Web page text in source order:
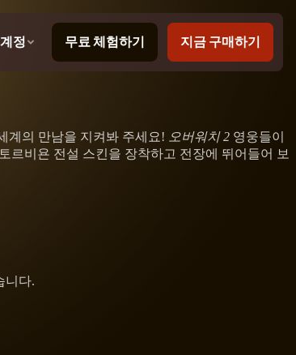
계의 만남을 지켜봐 주세요! 오버워치 2 영웅들이
르비욘 전설 스킨을 장착하고 전장에 뛰어들어 보
니다.